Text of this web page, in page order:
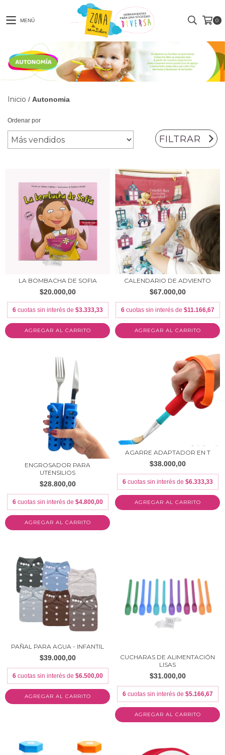
MENÚ 0
Inicio / Autonomia
Ordenar por
FILTRAR
LA BOMBACHA DE SOFIA
$20.000,00
6 cuotas sin interés de $3.333,33
CALENDARIO DE ADVIENTO
$67.000,00
6 cuotas sin interés de $11.166,67
ENGROSADOR PARA
UTENSILIOS
$28.800,00
6 cuotas sin interés de $4.800,00
AGREGAR AL CARRITO
AGARRE ADAPTADOR EN T
$38.000,00
6 cuotas sin interés de $6.333,33
AGREGAR AL CARRITO
PAÑAL PARA AGUA - INFANTIL
$39.000,00
6 cuotas sin interés de $6.500,00
AGREGAR AL CARRITO
CUCHARAS DE ALIMENTACIÓN
LISAS
$31.000,00
6 cuotas sin interés de $5.166,67
AGREGAR AL CARRITO